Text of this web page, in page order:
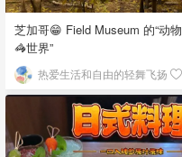
芝加哥😁 Field Museum 的“动物
🦓世界”
热爱生活和自由的轻舞飞扬